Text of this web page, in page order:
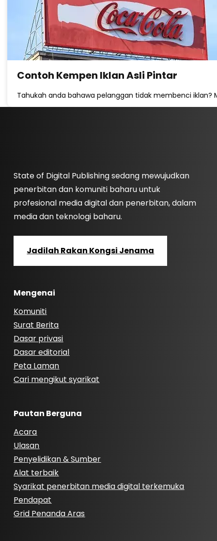
Contoh Kempen Iklan Asli Pintar
Tahukah anda bahawa pelanggan tidak membenci
State of Digital Publishing sedang mewujudkan
penerbitan dan komuniti baharu untuk
profesional media digital dan penerbitan, dalam
media dan teknologi baharu.
Jadilah Rakan Kongsi Jenama
Mengenai
Komuniti
Surat Berita
Dasar privasi
Dasar editorial
Peta Laman
Cari mengikut syarikat
Pautan Berguna
Acara
Ulasan
Penyelidikan & Sumber
Alat terbaik
Syarikat penerbitan media digital terkemuka
Pendapat
Grid Penanda Aras